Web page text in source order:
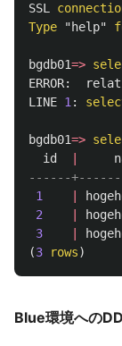
SSL
Type
"help"
bgdb01=>
ERROR:
LINE 1:
bgdb01=>
id
------
1
2
3
(3 rows)
Blue環境への